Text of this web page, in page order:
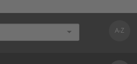
A-Z